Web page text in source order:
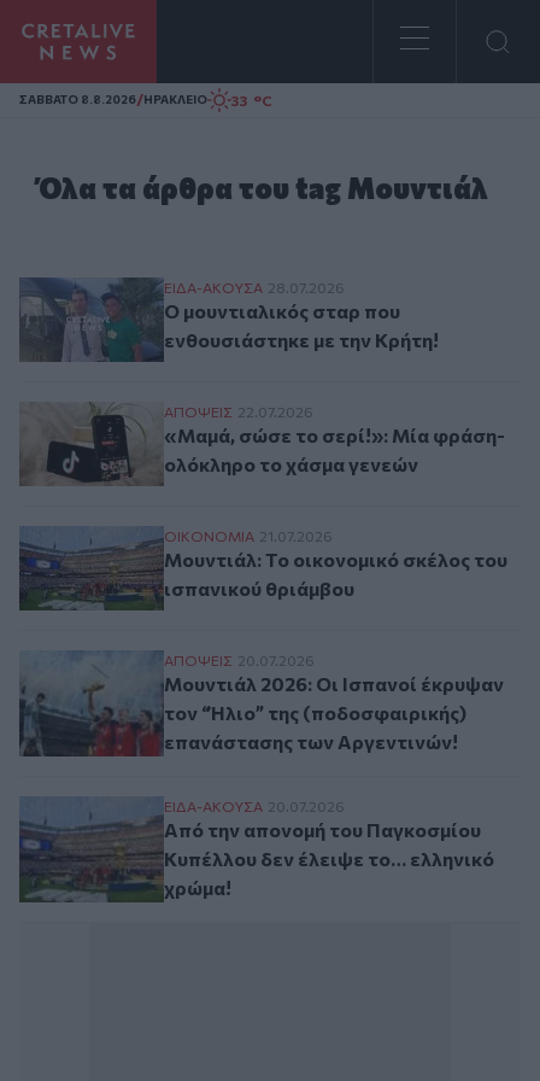
Homepage
ΣAΒΒΑΤΟ 8.8.2026/ΗΡΑΚΛΕΙΟ 33 °C
Όλα τα άρθρα του tag Μουντιάλ
Ο μουντιαλικός σταρ που ενθουσιάστηκε
ΕΙΔΑ-ΑΚΟΥΣΑ 28.07.2026
Ο μουντιαλικός σταρ που
ενθουσιάστηκε με την Κρήτη!
«Μαμά, σώσε το σερί!»: Μία φράση-
ΑΠΟΨΕΙΣ 22.07.2026
«Μαμά, σώσε το σερί!»: Μία φράση-
ολόκληρο το χάσμα γενεών
Μουντιάλ: Το οικονομικό σκέλος του
ΟΙΚΟΝΟΜΙΑ 21.07.2026
Μουντιάλ: Το οικονομικό σκέλος του
ισπανικού θριάμβου
Μουντιάλ 2026: Οι Ισπανοί έκρυψαν τον
ΑΠΟΨΕΙΣ 20.07.2026
Μουντιάλ 2026: Οι Ισπανοί έκρυψαν
τον “Ήλιο” της (ποδοσφαιρικής)
επανάστασης των Αργεντινών!
Από την απονομή του Παγκοσμίου
ΕΙΔΑ-ΑΚΟΥΣΑ 20.07.2026
Από την απονομή του Παγκοσμίου
Κυπέλλου δεν έλειψε το… ελληνικό
χρώμα!